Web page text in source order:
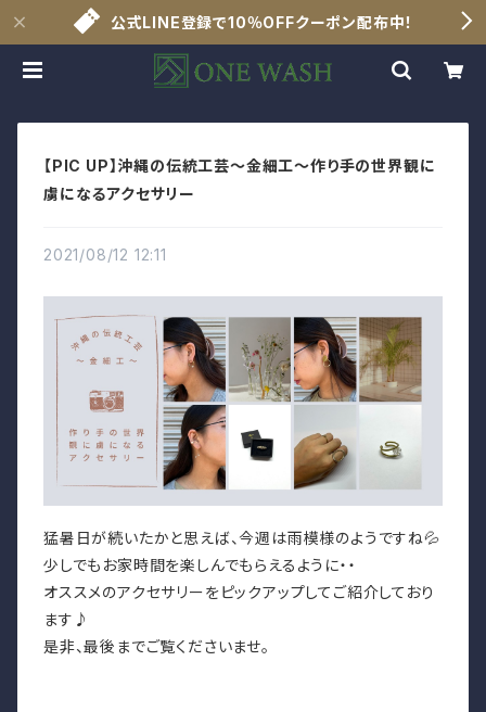
公式LINE登録で10％OFFクーポン配布中！
【PIC UP】沖縄の伝統工芸～金細工～作り手の世界観に
虜になるアクセサリー
2021/08/12 12:11
猛暑日が続いたかと思えば、今週は雨模様のようですね💦
少しでもお家時間を楽しんでもらえるように・・
オススメのアクセサリーをピックアップしてご紹介しており
ます♪
是非、最後までご覧くださいませ。